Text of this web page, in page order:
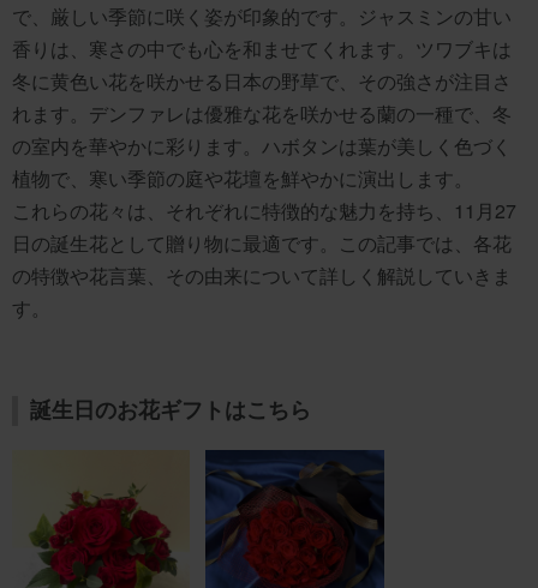
で、厳しい季節に咲く姿が印象的です。ジャスミンの甘い
香りは、寒さの中でも心を和ませてくれます。ツワブキは
冬に黄色い花を咲かせる日本の野草で、その強さが注目さ
れます。デンファレは優雅な花を咲かせる蘭の一種で、冬
の室内を華やかに彩ります。ハボタンは葉が美しく色づく
植物で、寒い季節の庭や花壇を鮮やかに演出します。
これらの花々は、それぞれに特徴的な魅力を持ち、11月27
日の誕生花として贈り物に最適です。この記事では、各花
の特徴や花言葉、その由来について詳しく解説していきま
す。
誕生日のお花ギフトはこちら